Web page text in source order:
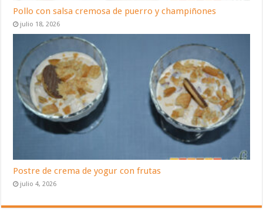
Pollo con salsa cremosa de puerro y champiñones
julio 18, 2026
Postre de crema de yogur con frutas
julio 4, 2026